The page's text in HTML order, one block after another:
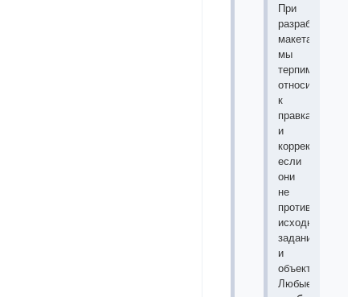
При
разработке
макета
мы
терпимо
относимся
к
правкам
и
корректировкам,
если
они
не
противоречат
исходному
заданию
и
объективны.
Любые